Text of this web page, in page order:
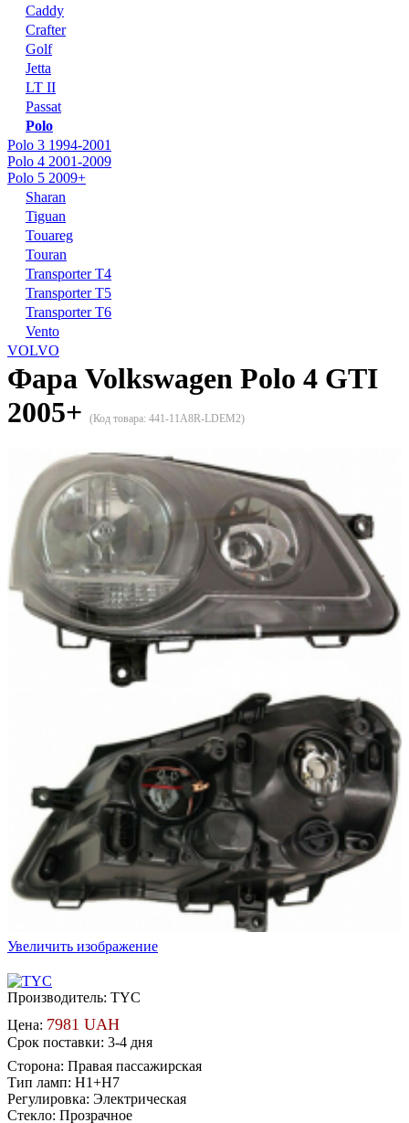
Caddy
Crafter
Golf
Jetta
LT II
Passat
Polo
Polo 3 1994-2001
Polo 4 2001-2009
Polo 5 2009+
Sharan
Tiguan
Touareg
Touran
Transporter T4
Transporter T5
Transporter T6
Vento
VOLVO
Фара Volkswagen Polo 4 GTI
2005+
(Код товара: 441-11A8R-LDEM2)
Увеличить изображение
Производитель: TYC
Цена: 7981 UAH
Срок поставки: 3-4 дня
Сторона: Правая пассажирская
Тип ламп: H1+H7
Регулировка: Электрическая
Стекло: Прозрачное